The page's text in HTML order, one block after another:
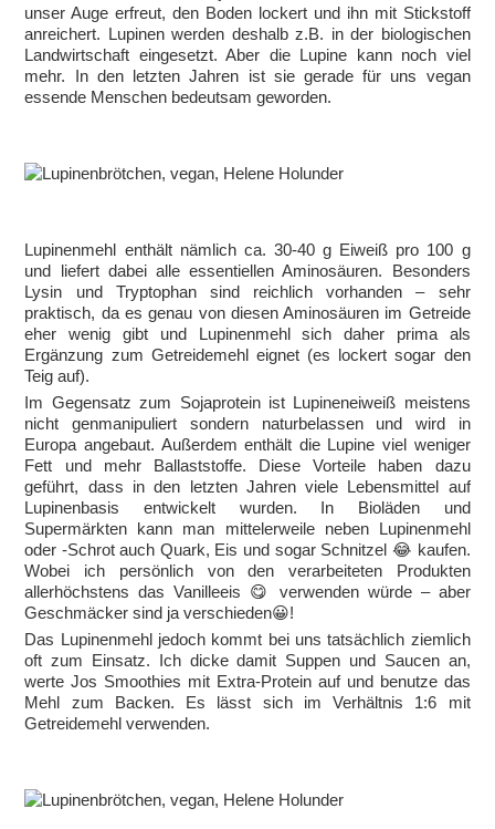
unser Auge erfreut, den Boden lockert und ihn mit Stickstoff
anreichert. Lupinen werden deshalb z.B. in der biologischen
Landwirtschaft eingesetzt. Aber die Lupine kann noch viel
mehr. In den letzten Jahren ist sie gerade für uns vegan
essende Menschen bedeutsam geworden.
Lupinenmehl enthält nämlich ca. 30-40 g Eiweiß pro 100 g
und liefert dabei alle essentiellen Aminosäuren. Besonders
Lysin und Tryptophan sind reichlich vorhanden – sehr
praktisch, da es genau von diesen Aminosäuren im Getreide
eher wenig gibt und Lupinenmehl sich daher prima als
Ergänzung zum Getreidemehl eignet (es lockert sogar den
Teig auf).
Im Gegensatz zum Sojaprotein ist Lupineneiweiß meistens
nicht genmanipuliert sondern naturbelassen und wird in
Europa angebaut. Außerdem enthält die Lupine viel weniger
Fett und mehr Ballaststoffe. Diese Vorteile haben dazu
geführt, dass in den letzten Jahren viele Lebensmittel auf
Lupinenbasis entwickelt wurden. In Bioläden und
Supermärkten kann man mittelerweile neben Lupinenmehl
oder -Schrot auch Quark, Eis und sogar Schnitzel 😂 kaufen.
Wobei ich persönlich von den verarbeiteten Produkten
allerhöchstens das Vanilleeis 😋 verwenden würde – aber
Geschmäcker sind ja verschieden😀!
Das Lupinenmehl jedoch kommt bei uns tatsächlich ziemlich
oft zum Einsatz. Ich dicke damit Suppen und Saucen an,
werte Jos Smoothies mit Extra-Protein auf und benutze das
Mehl zum Backen. Es lässt sich im Verhältnis 1:6 mit
Getreidemehl verwenden.